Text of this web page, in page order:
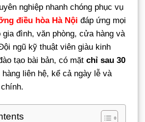
nghiệp nhanh chóng phục vụ
điều hòa Hà Nội đáp ứng mọi
gia đình, văn phòng, cửa hàng và
ngũ kỹ thuật viên giàu kinh
tạo bài bản, có mặt chỉ sau 30
hàng liên hệ, kể cả ngày lễ và